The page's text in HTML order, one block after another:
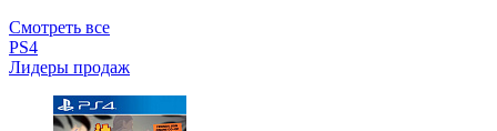
Смотреть все
PS4
Лидеры продаж